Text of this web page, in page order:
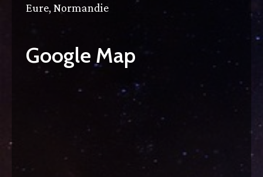
Eure, Normandie
Google Map